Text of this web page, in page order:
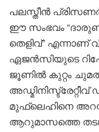
പലസ്തീൻ
ഈ സംഭവം
തെളിവ്” എന്നാണ്
ഏജൻസിയുടെ
ജൂണിൽ കുറ്റം
മുഫ്ലെഹിനെ
ആറുമാസത്തെ